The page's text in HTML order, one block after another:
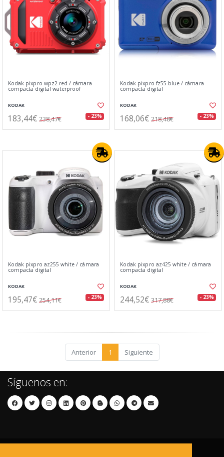
Kodak pixpro wpz2 red / cámara
compacta digital waterproof
KODAK
183,44€ 238,47€ - 23%
Kodak pixpro fz55 blue / cámara
compacta digital
KODAK
168,06€ 218,48€ - 23%
Kodak pixpro az255 white / cámara
compacta digital
KODAK
195,47€ 254,11€ - 23%
Kodak pixpro az425 white / cámara
compacta digital
KODAK
244,52€ 317,88€ - 23%
Anterior 1 Siguiente
Síguenos en: